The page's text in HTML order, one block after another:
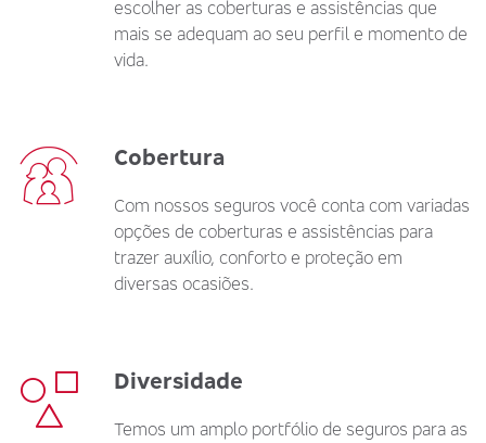
escolher as coberturas e assistências que
mais se adequam ao seu perfil e momento de
vida.
Cobertura
Com nossos seguros você conta com variadas
opções de coberturas e assistências para
trazer auxílio, conforto e proteção em
diversas ocasiões.
Diversidade
Temos um amplo portfólio de seguros para as